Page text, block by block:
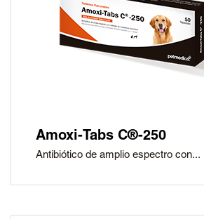
Amoxi-Tabs C®-250
Antibiótico de amplio espectro con...